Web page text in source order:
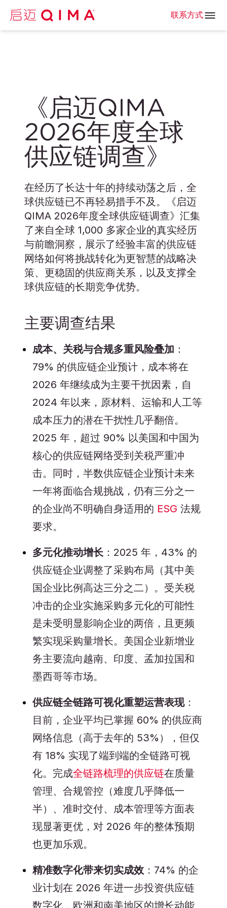
联系方式
《启迈QIMA
2026年度全球
供应链调查》
在经历了长达十年的持续动荡之后，全
球供应链已不再轻易措手不及。《启迈
QIMA 2026年度全球供应链调查》汇集
了来自全球 1,000 多家企业的真实经历
与前瞻洞察，展示了经验丰富的供应链
网络如何将挑战转化为更智慧的战略决
策、更稳固的供应商关系，以及支撑全
球供应链的长期竞争优势。
主要调查结果
成本、关税与合规多重风险叠加 ：
79% 的供应链企业预计，成本将在
2026 年继续成为主要干扰因素，自
2024 年以来，原材料、运输和人工等
成本压力的潜在干扰性几乎翻倍。
2025 年，超过 90% 以美国和中国为
核心的供应链网络受到关税严重冲
击。同时，半数供应链企业预计未来
一年将面临合规挑战，仍有三分之一
的企业尚不明确自身适用的 ESG 法规
要求。
多元化推动增长 ：2025 年，43% 的
供应链企业调整了采购布局（其中美
国企业比例高达三分之二）。受关税
冲击的企业实施采购多元化的可能性
是未受明显影响企业的两倍，且更频
繁实现采购量增长。美国企业新增业
务主要流向越南、印度、孟加拉国和
墨西哥等市场。
供应链全链路可视化重塑运营表现：
目前，企业平均已掌握 60% 的供应商
网络信息（高于去年的 53%），但仅
有 18% 实现了端到端的全链路可视
化。完成全链路梳理的供应链在质量
管理、合规管控（难度几乎降低一
半）、准时交付、成本管理等方面表
现显著更优，对 2026 年的整体预期
也更加乐观。
精准数字化带来切实成效 ：74% 的企
业计划在 2026 年进一步投资供应链
数字化，欧洲和南美地区的增长动能